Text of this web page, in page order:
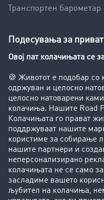
Транспортен барометар
Увид во транспортната
Забрани за возење на
Фирма
Преку клиенти до нови
Успешни приказни
Поддршка